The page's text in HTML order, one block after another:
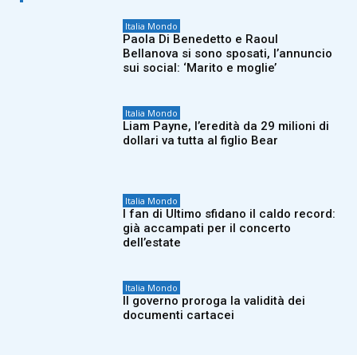
Italia Mondo
Paola Di Benedetto e Raoul
Bellanova si sono sposati, l’annuncio
sui social: ‘Marito e moglie’
Italia Mondo
Liam Payne, l’eredità da 29 milioni di
dollari va tutta al figlio Bear
Italia Mondo
I fan di Ultimo sfidano il caldo record:
già accampati per il concerto
dell’estate
Italia Mondo
Il governo proroga la validità dei
documenti cartacei